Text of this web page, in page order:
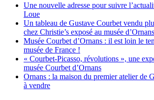
Une nouvelle adresse pour suivre
Loue
Un tableau de Gustave Courbet vendu
chez Christie’s exposé au musée
Musée Courbet d’Ornans : il est loin le
musée de France !
« Courbet-Picasso, révolutions », une
musée Courbet d’Ornans
Ornans : la maison du premier atelier de
à vendre